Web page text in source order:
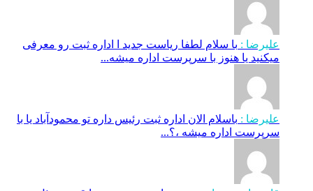
علیرضا : با سلام لطفا ریاست جدید ا اداره ثبت‌ رو معرفی
میکنید یا هنوز با سرپرست اداره‌ میشه...
علیرضا : باسلام الان اداره ثبت رئیس داره تو محمودآباد یا با
سرپرست اداره میشه ،؟...